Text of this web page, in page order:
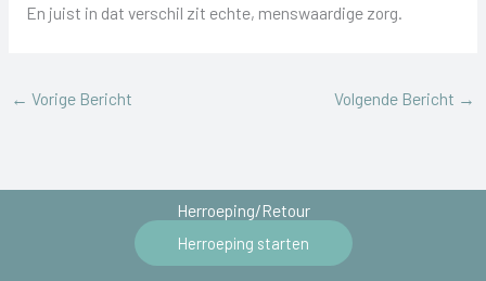
En juist in dat verschil zit echte, menswaardige zorg.
← Vorige Bericht Volgende Bericht →
Herroeping/Retour
Herroeping starten